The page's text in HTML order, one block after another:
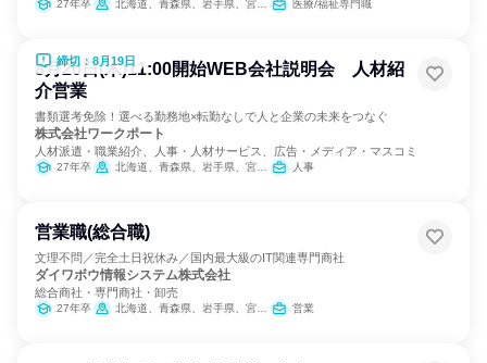
27年卒 北海道、青森県、岩手県、宮城県、秋田県、山形県、福島県、茨城県、栃木県、群馬県、埼玉県、千葉県、東京都、神奈川県、新潟県、富山県、石川県、福井県、山梨県、長野県、岐阜県、静岡県、愛知県、三重県、滋賀県、京都府、大阪府、兵庫県、奈良県、和歌山県、鳥取県、島根県、岡山県、広島県、山口県、徳島県、香川県、愛媛県、高知県、福岡県、佐賀県、長崎県、熊本県、大分県、宮崎県、鹿児島県、沖縄県 医療/福祉専門職
締切：8月19日
8月20日(木)11:00開始WEB会社説明会 人材紹
介営業
書類選考免除！選べる勤務地×転勤なしで人と企業の未来をつなぐ
株式会社ワークポート
人材派遣・職業紹介、人事・人材サービス、広告・メディア・マスコミ
27年卒 北海道、青森県、岩手県、宮城県、秋田県、山形県、福島県、茨城県、栃木県、群馬県、埼玉県、千葉県、東京都、神奈川県、新潟県、富山県、石川県、福井県、山梨県、長野県、岐阜県、静岡県、愛知県、三重県、滋賀県、京都府、大阪府、兵庫県、奈良県、和歌山県、鳥取県、島根県、岡山県、広島県、山口県、徳島県、香川県、愛媛県、高知県、福岡県、佐賀県、長崎県、熊本県、大分県、宮崎県、鹿児島県、沖縄県 人事
営業職(総合職)
文理不問／完全土日祝休み／国内最大級のIT関連専門商社
ダイワボウ情報システム株式会社
総合商社・専門商社・卸売
27年卒 北海道、青森県、岩手県、宮城県、秋田県、山形県、福島県、茨城県、栃木県、群馬県、埼玉県、千葉県、東京都、神奈川県、新潟県、富山県、石川県、福井県、山梨県、長野県、岐阜県、静岡県、愛知県、三重県、滋賀県、京都府、大阪府、兵庫県、奈良県、和歌山県、鳥取県、島根県、岡山県、広島県、山口県、徳島県、香川県、愛媛県、高知県、福岡県、佐賀県、長崎県、熊本県、大分県、宮崎県、鹿児島県、沖縄県 営業